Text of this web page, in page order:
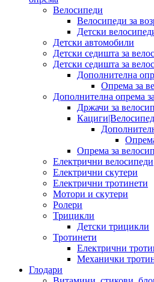
Велосипеди
Велосипеди за
Детски
Детски автомобили
Детски седишта за
Детски седишта за
Дополнителна
Опрема за
Дополнителна опрема
Држачи за
Опрема за
Електрични велосипеди
Електрични скутери
Електрични тротинети
Мотори и скутери
Ролери
Трицикли
Детски трицикли
Тротинети
Електрични
Механички
Глодари